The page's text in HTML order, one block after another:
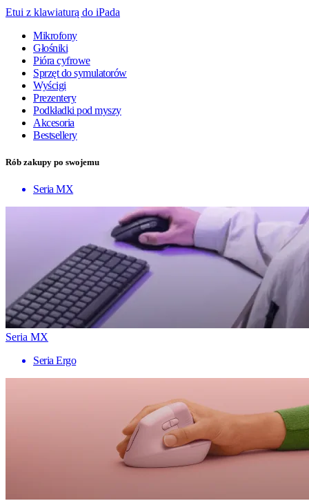
Etui z klawiaturą do iPada
Mikrofony
Głośniki
Pióra cyfrowe
Sprzęt do symulatorów
Wyścigi
Prezentery
Podkładki pod myszy
Akcesoria
Bestsellery
Rób zakupy po swojemu
Seria MX
Seria MX
Seria Ergo